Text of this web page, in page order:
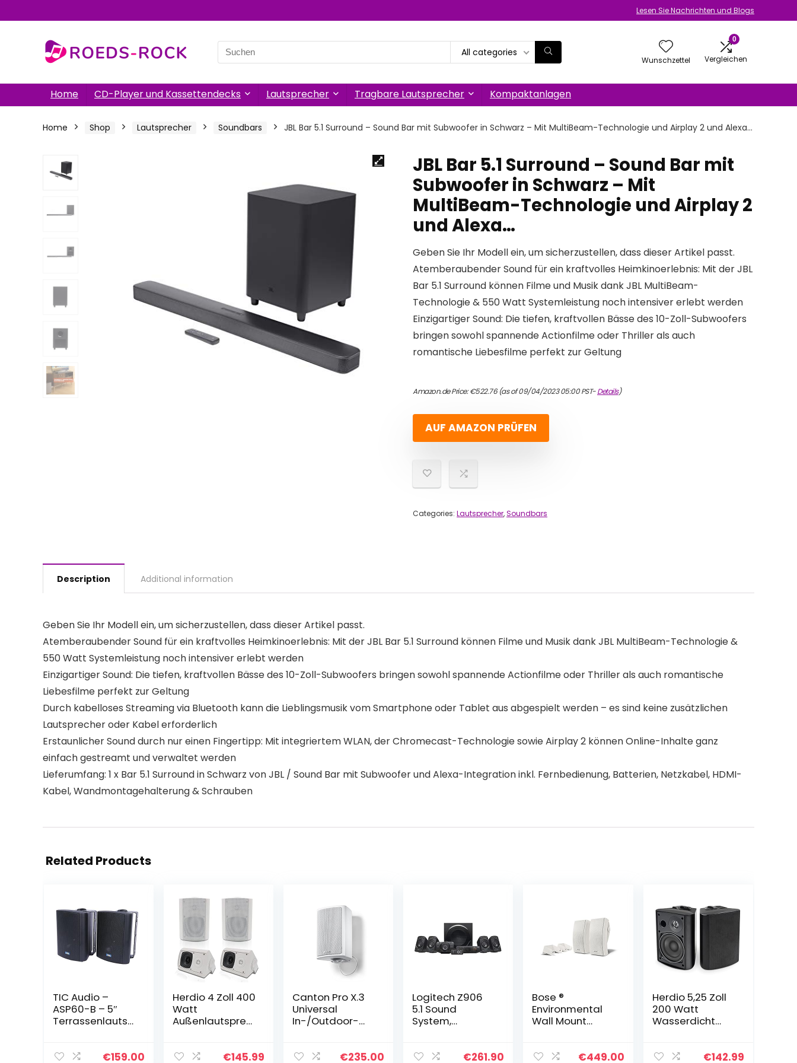
Lesen Sie Nachrichten und Blogs
Search
for:
All categories
Wunschzettel
0
Vergleichen
Home CD-Player und Kassettendecks Lautsprecher Tragbare Lautsprecher Kompaktanlagen
Home Shop Lautsprecher Soundbars JBL Bar 5.1 Surround – Sound Bar mit Subwoofer in Schwarz – Mit MultiBeam-Technologie und Airplay 2 und Alexa…
JBL Bar 5.1 Surround – Sound Bar mit
Subwoofer in Schwarz – Mit
MultiBeam-Technologie und Airplay 2
und Alexa…
Geben Sie Ihr Modell ein, um sicherzustellen, dass dieser Artikel passt.
Atemberaubender Sound für ein kraftvolles Heimkinoerlebnis: Mit der JBL
Bar 5.1 Surround können Filme und Musik dank JBL MultiBeam-
Technologie & 550 Watt Systemleistung noch intensiver erlebt werden
Einzigartiger Sound: Die tiefen, kraftvollen Bässe des 10-Zoll-Subwoofers
bringen sowohl spannende Actionfilme oder Thriller als auch
romantische Liebesfilme perfekt zur Geltung
Amazon.de Price:€522.76(as of 09/04/2023 05:00 PST-Details)
AUF AMAZON PRÜFEN
Categories: Lautsprecher,Soundbars
Description Additional information
Geben Sie Ihr Modell ein, um sicherzustellen, dass dieser Artikel passt.
Atemberaubender Sound für ein kraftvolles Heimkinoerlebnis: Mit der JBL Bar 5.1 Surround können Filme und Musik dank JBL MultiBeam-Technologie &
550 Watt Systemleistung noch intensiver erlebt werden
Einzigartiger Sound: Die tiefen, kraftvollen Bässe des 10-Zoll-Subwoofers bringen sowohl spannende Actionfilme oder Thriller als auch romantische
Liebesfilme perfekt zur Geltung
Durch kabelloses Streaming via Bluetooth kann die Lieblingsmusik vom Smartphone oder Tablet aus abgespielt werden – es sind keine zusätzlichen
Lautsprecher oder Kabel erforderlich
Erstaunlicher Sound durch nur einen Fingertipp: Mit integriertem WLAN, der Chromecast-Technologie sowie Airplay 2 können Online-Inhalte ganz
einfach gestreamt und verwaltet werden
Lieferumfang: 1 x Bar 5.1 Surround in Schwarz von JBL / Sound Bar mit Subwoofer und Alexa-Integration inkl. Fernbedienung, Batterien, Netzkabel, HDMI-
Kabel, Wandmontagehalterung & Schrauben
Related Products
TIC Audio –
ASP60-B – 5″
Terrassenlautsp
Innenbereich –
€159.00
Herdio 4 Zoll 400
Watt
Außenlautsprec
Outdoor Indoor
€145.99
Canton Pro X.3
Universal
In-/Outdoor-
Paar) weiß
€235.00
Logitech Z906
5.1 Sound
System,
Surround Sound,
€261.90
Bose ®
Environmental
Wall Mount
€449.00
Herdio 5,25 Zoll
200 Watt
Wasserdicht
Lautsprecher für
€142.99